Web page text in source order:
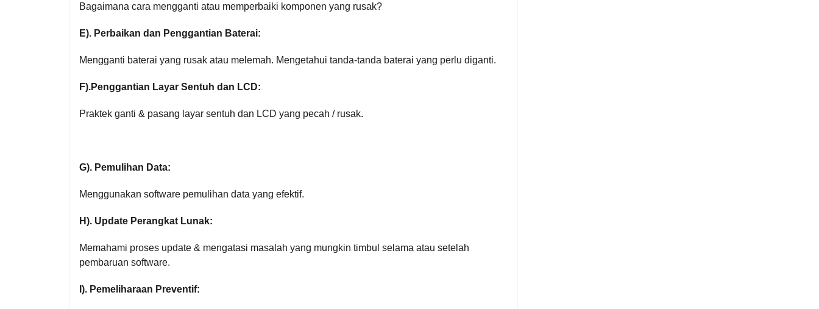
Bagaimana cara mengganti atau memperbaiki komponen yang rusak?
E). Perbaikan dan Penggantian Baterai:
Mengganti baterai yang rusak atau melemah. Mengetahui tanda-tanda baterai yang perlu diganti.
F).Penggantian Layar Sentuh dan LCD:
Praktek ganti & pasang layar sentuh dan LCD yang pecah / rusak.
G). Pemulihan Data:
Menggunakan software pemulihan data yang efektif.
H). Update Perangkat Lunak:
Memahami proses update & mengatasi masalah yang mungkin timbul selama atau setelah
pembaruan software.
I). Pemeliharaan Preventif: